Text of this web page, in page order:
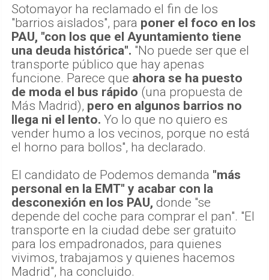
Sotomayor ha reclamado el fin de los
"barrios aislados", para poner el foco en los
PAU, "con los que el Ayuntamiento tiene
una deuda histórica". "No puede ser que el
transporte público que hay apenas
funcione. Parece que ahora se ha puesto
de moda el bus rápido (una propuesta de
Más Madrid), pero en algunos barrios no
llega ni el lento. Yo lo que no quiero es
vender humo a los vecinos, porque no está
el horno para bollos", ha declarado.
El candidato de Podemos demanda "más
personal en la EMT" y acabar con la
desconexión en los PAU, donde "se
depende del coche para comprar el pan". "El
transporte en la ciudad debe ser gratuito
para los empadronados, para quienes
vivimos, trabajamos y quienes hacemos
Madrid", ha concluido.